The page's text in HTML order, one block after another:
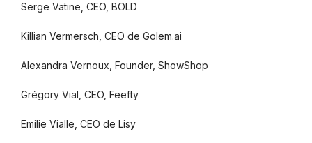
Serge Vatine, CEO, BOLD
Killian Vermersch, CEO de Golem.ai
Alexandra Vernoux, Founder, ShowShop
Grégory Vial, CEO, Feefty
Emilie Vialle, CEO de Lisy